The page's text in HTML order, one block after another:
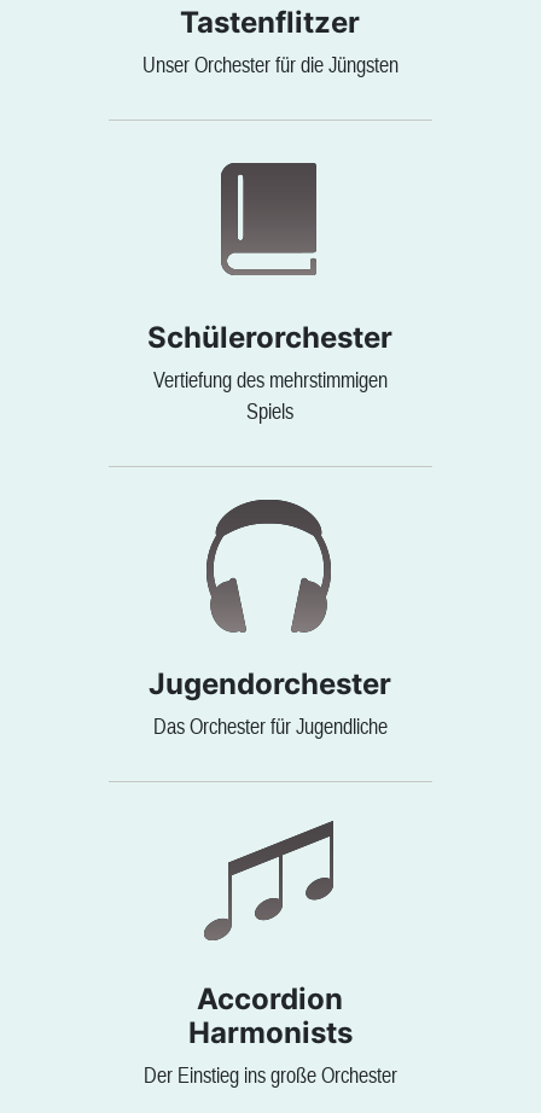
Tastenflitzer
Unser Orchester für die Jüngsten
Schülerorchester
Vertiefung des mehrstimmigen
Spiels
Jugendorchester
Das Orchester für Jugendliche
Accordion
Harmonists
Der Einstieg ins große Orchester